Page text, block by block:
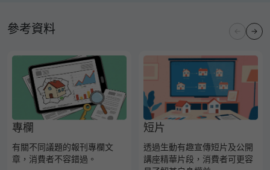
參考資料
專欄
有關不同議題的報刊專欄文
章，消費者不容錯過。
短片
透過生動有趣宣傳短片及公開
講座精華片段，消費者可更容